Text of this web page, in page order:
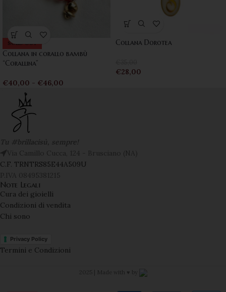
SOLD OUT
Collana in corallo bambù
“Corallina”
€40,00 - €46,00
Collana Dorotea
€28,00
C.F. TRNTRS85E44A509U
Note Legali
Cura dei gioielli
Condizioni di vendita
Chi sono
Privacy Policy
Termini e Condizioni